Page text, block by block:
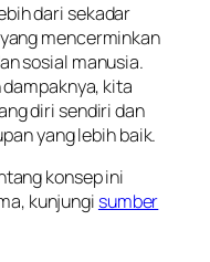
dari sekadar
mencerminkan
sosial manusia.
kita
diri sendiri dan
yang lebih baik.
konsep ini
kunjungi sumber